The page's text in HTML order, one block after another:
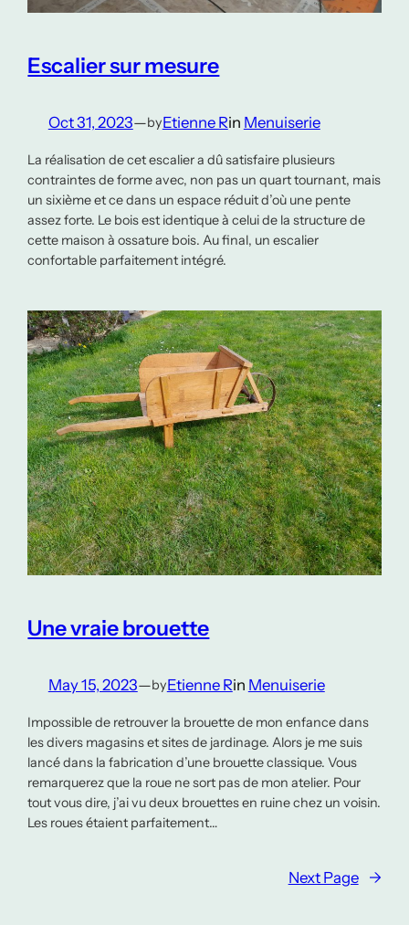
Escalier sur mesure
Oct 31, 2023—byEtienne Rin Menuiserie
La réalisation de cet escalier a dû satisfaire plusieurs
contraintes de forme avec, non pas un quart tournant, mais
un sixième et ce dans un espace réduit d’où une pente
assez forte. Le bois est identique à celui de la structure de
cette maison à ossature bois. Au final, un escalier
confortable parfaitement intégré.
Une vraie brouette
May 15, 2023—byEtienne Rin Menuiserie
Impossible de retrouver la brouette de mon enfance dans
les divers magasins et sites de jardinage. Alors je me suis
lancé dans la fabrication d’une brouette classique. Vous
remarquerez que la roue ne sort pas de mon atelier. Pour
tout vous dire, j’ai vu deux brouettes en ruine chez un voisin.
Les roues étaient parfaitement…
Next Page →